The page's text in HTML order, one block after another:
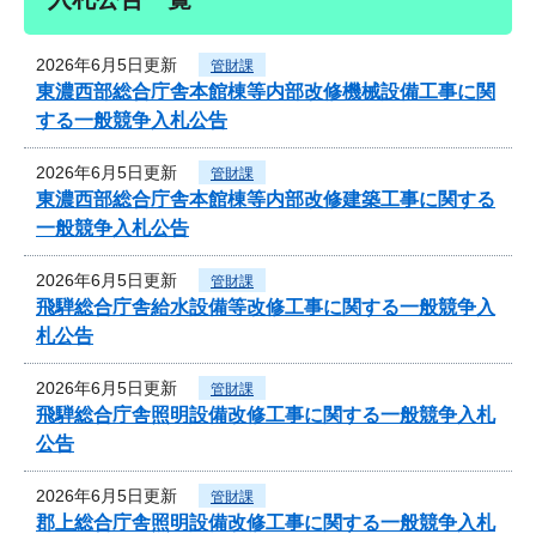
2026年6月5日更新 管財課
東濃西部総合庁舎本館棟等内部改修機械設備工事に関
する一般競争入札公告
2026年6月5日更新 管財課
東濃西部総合庁舎本館棟等内部改修建築工事に関する
一般競争入札公告
2026年6月5日更新 管財課
飛騨総合庁舎給水設備等改修工事に関する一般競争入
札公告
2026年6月5日更新 管財課
飛騨総合庁舎照明設備改修工事に関する一般競争入札
公告
2026年6月5日更新 管財課
郡上総合庁舎照明設備改修工事に関する一般競争入札